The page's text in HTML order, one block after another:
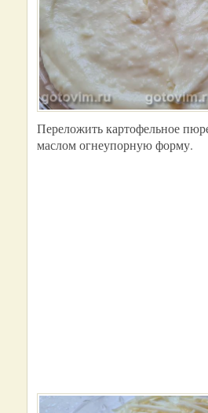
Переложить картофельное
маслом огнеупорную форму.